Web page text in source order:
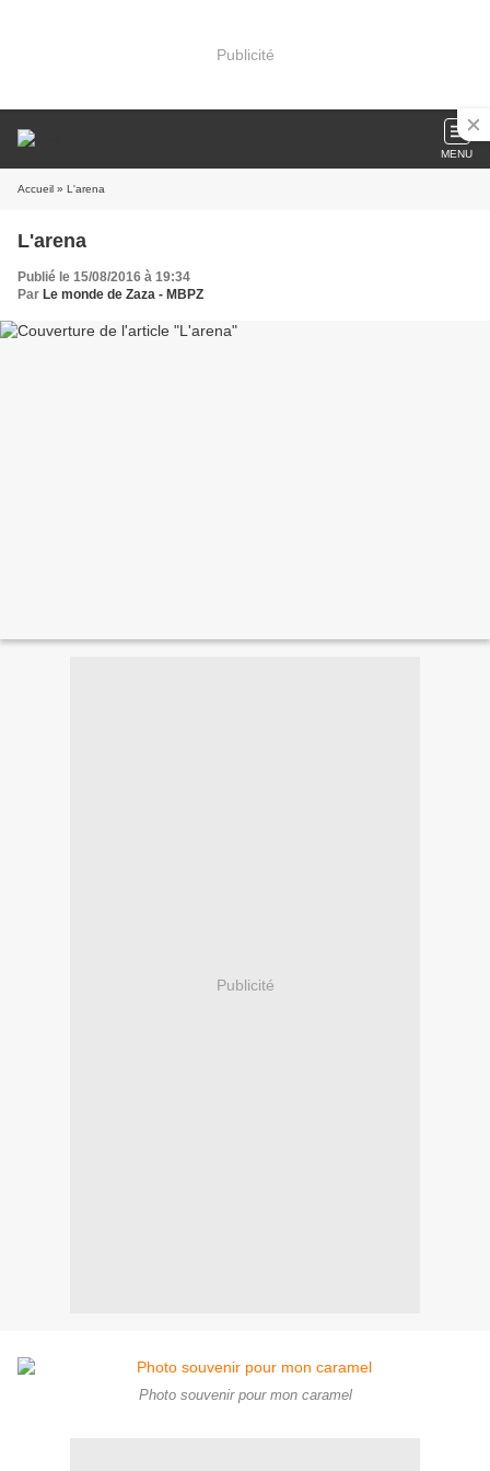
Publicité
MENU
Accueil » L'arena
L'arena
Publié le 15/08/2016 à 19:34
Par Le monde de Zaza - MBPZ
Publicité
Photo souvenir pour mon caramel